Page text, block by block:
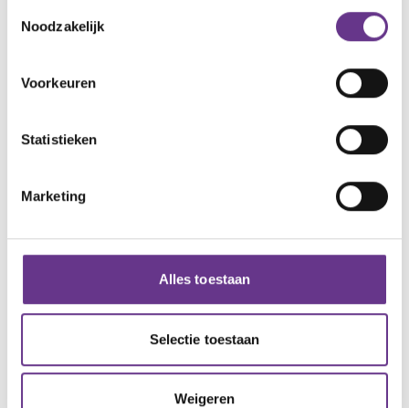
Noodzakelijk
Voorkeuren
Statistieken
Marketing
Alles toestaan
Selectie toestaan
Weigeren
PC Hoofdlaan 1, Groningen